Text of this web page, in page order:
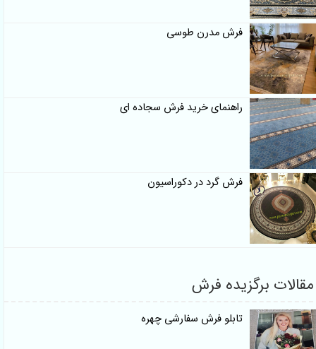
فرش مدرن طوسی
راهنمای خرید فرش سجاده ای
فرش گرد در دکوراسیون
برگزیده فرش
تابلو فرش سفارشی چهره